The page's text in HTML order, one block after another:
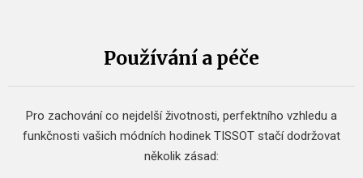
Používání a péče
Pro zachování co nejdelší životnosti, perfektního vzhledu a
funkčnosti vašich módních hodinek TISSOT stačí dodržovat
několik zásad: